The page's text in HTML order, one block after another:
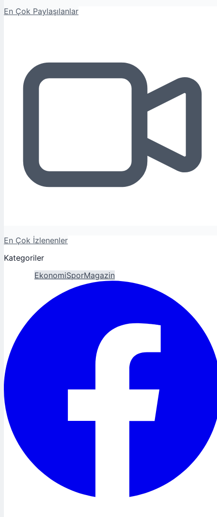
En Çok Paylaşılanlar
En Çok İzlenenler
Kategoriler
EkonomiSporMagazin